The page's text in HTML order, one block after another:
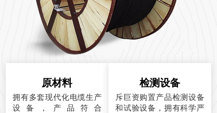
原材料
拥有多套现代化电缆生产
设备，产品符合
检测设备
斥巨资购置产品检测设备
和试验设备，拥有科学严